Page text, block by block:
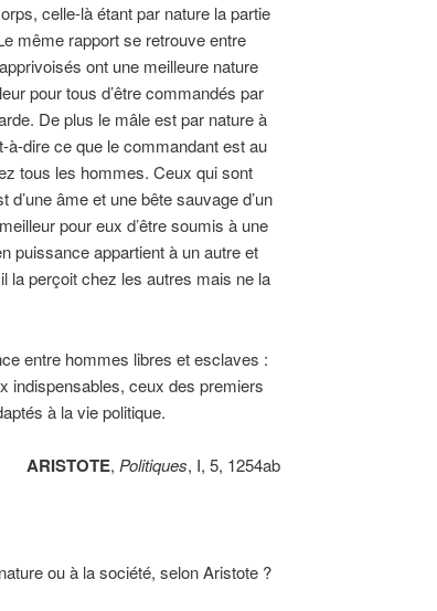
celle-là étant par nature la partie
même rapport se retrouve entre
ont une meilleure nature
pour tous d’être commandés par
De plus le mâle est par nature à
à-dire ce que le commandant est au
tous les hommes. Ceux qui sont
âme et une bête sauvage d’un
pour eux d’être soumis à une
puissance appartient à un autre et
la perçoit chez les autres mais ne la
entre hommes libres et esclaves :
indispensables, ceux des premiers
à la vie politique.
ARISTOTE,Politiques, I, 5, 1254ab
ou à la société, selon Aristote ?